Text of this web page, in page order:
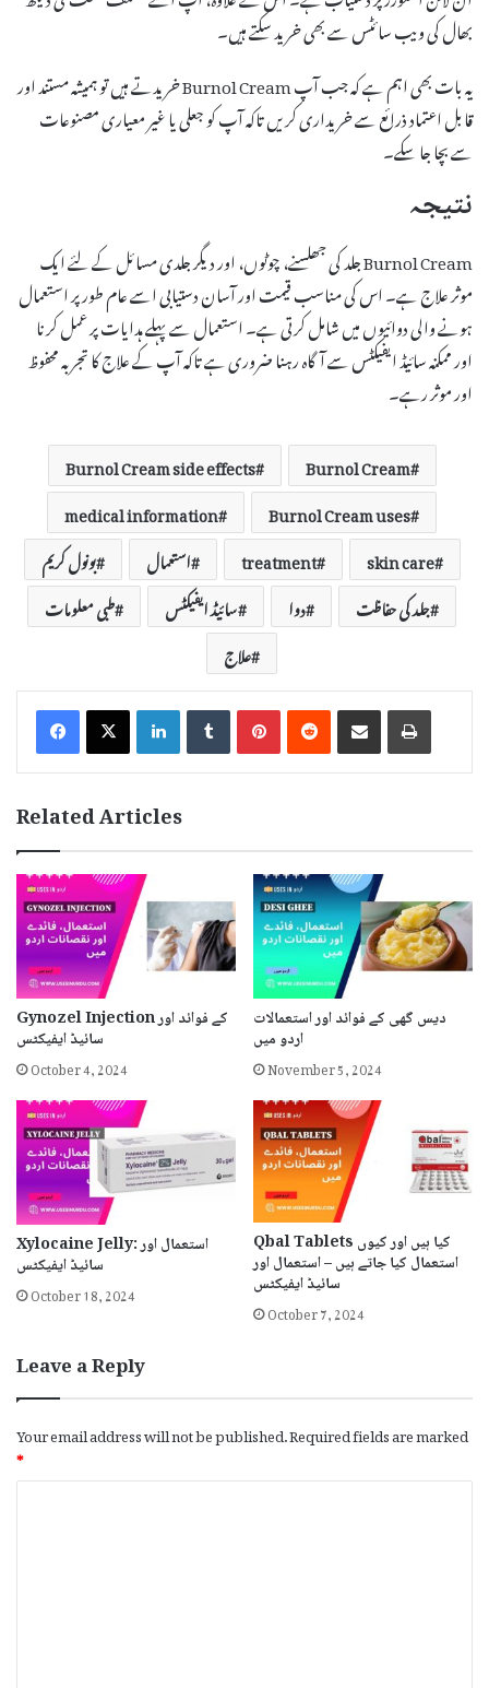
بھال کی ویب سائٹس سے بھی خرید سکتے ہیں۔
یہ بات بھی اہم ہے کہ جب آپ Burnol Cream خریدتے ہیں تو ہمیشہ مستند اور
قابل اعتماد ذرائع سے خریداری کریں تاکہ آپ کو جعلی یا غیر معیاری مصنوعات
سے بچا جا سکے۔
نتیجہ
Burnol Cream جلد کی جھلسنے، چوٹوں، اور دیگر جلدی مسائل کے لئے ایک
موثر علاج ہے۔ اس کی مناسب قیمت اور آسان دستیابی اسے عام طور پر استعمال
ہونے والی دوائیوں میں شامل کرتی ہے۔ استعمال سے پہلے ہدایات پر عمل کرنا
اور ممکنہ سائیڈ ایفیکٹس سے آگاہ رہنا ضروری ہے تاکہ آپ کے علاج کا تجربہ محفوظ
اور موثر رہے۔
Burnol Cream
Burnol Cream side effects
Burnol Cream uses
medical information
skin care
treatment استعمال
بونول کریم
جلد کی حفاظت
دوا سائیڈ ایفیکٹس
طبی معلومات
علاج
LinkedInTumblrPinterestReddit Share via Email Print
Related Articles
Gynozel Injection کے فوائد اور
سائیڈ ایفیکٹس
October 4, 2024
دیس گھی کے فوائد اور استعمالات
اردو میں
November 5, 2024
Xylocaine Jelly: استعمال اور
سائیڈ ایفیکٹس
October 18, 2024
Qbal Tablets کیا ہیں اور کیوں
استعمال کیا جاتے ہیں – استعمال اور
سائیڈ ایفیکٹس
October 7, 2024
Leave a Reply
Your email address will not be published.Required fields are marked
*